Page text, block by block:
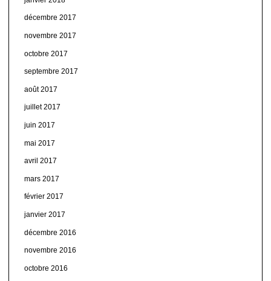
décembre 2017
novembre 2017
octobre 2017
septembre 2017
août 2017
juillet 2017
juin 2017
mai 2017
avril 2017
mars 2017
février 2017
janvier 2017
décembre 2016
novembre 2016
octobre 2016